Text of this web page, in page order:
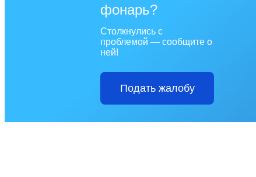
фонарь?
Столкнулись с
проблемой — сообщите о
ней!
Подать жалобу